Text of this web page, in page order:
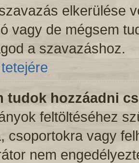
elkerülése
vagy de mégsem
a szavazáshoz.
tudok hozzáadni
feltöltéséhez
csoportokra vagy
nem